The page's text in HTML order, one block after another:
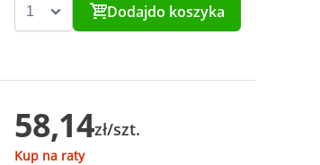
Dodajdo koszyka
58,14zł/szt.
Kup na raty